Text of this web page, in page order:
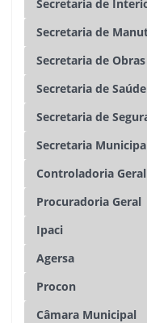
Secretaria de
Secretaria de
Secretaria de Obras
Secretaria de Saúde
Secretaria de
Secretaria
Controladoria Geral
Procuradoria Geral
Ipaci
Agersa
Procon
Câmara Municipal